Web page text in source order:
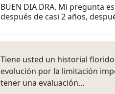
BUEN DIA DRA. Mi pregunta
después de casi 2 años,
Tiene usted un historial
evolución por la limitación
tener una evaluación…